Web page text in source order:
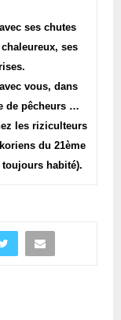
ses chutes
ses
vous, dans
de pêcheurs …
les riziculteurs
du 21ème
habité).